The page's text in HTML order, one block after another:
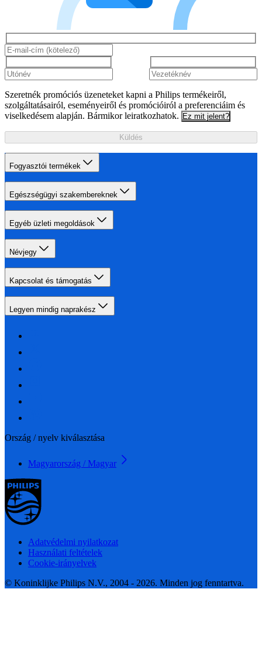
Szeretnék promóciós üzeneteket kapni a Philips termékeiről,
szolgáltatásairól, eseményeiről és promócióiról a preferenciáim és
viselkedésem alapján. Bármikor leiratkozhatok. Ez mit jelent?
Küldés
Fogyasztói termékek
Egészségügyi szakembereknek
Egyéb üzleti megoldások
Névjegy
Kapcsolat és támogatás
Legyen mindig naprakész
Ország / nyelv kiválasztása
Magyarország / Magyar
Adatvédelmi nyilatkozat
Használati feltételek
Cookie-irányelvek
© Koninklijke Philips N.V., 2004 - 2026. Minden jog fenntartva.